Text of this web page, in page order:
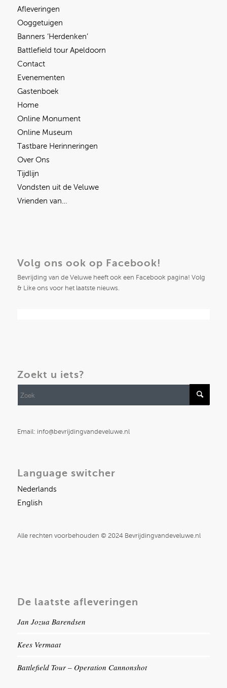
Afleveringen
Ooggetuigen
Banners ‘Herdenken’
Battlefield tour Apeldoorn
Contact
Evenementen
Gastenboek
Home
Online Monument
Online Museum
Tastbare Herinneringen
Over Ons
Tijdlijn
Vondsten uit de Veluwe
Vrienden van…
Volg ons ook op Facebook!
Bevrijding van de Veluwe heeft ook een Facebook pagina! Volg
& Like ons voor het laatste nieuws.
Zoekt u iets?
Email: info@bevrijdingvandeveluwe.nl
Language switcher
Nederlands
English
Alle rechten voorbehouden © 2024 Bevrijdingvandeveluwe.nl
De laatste afleveringen
Jan Jozua Barendsen
Kees Vermaat
Battlefield Tour – Operation Cannonshot